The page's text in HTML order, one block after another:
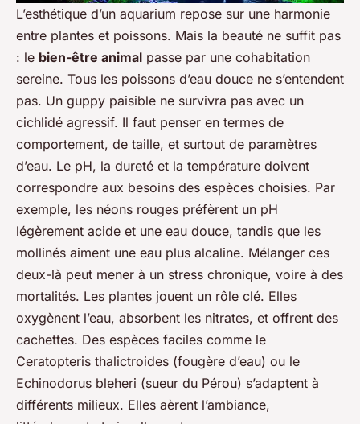
L’esthétique d’un aquarium repose sur une harmonie
entre plantes et poissons. Mais la beauté ne suffit pas
: le bien-être animal passe par une cohabitation
sereine. Tous les poissons d’eau douce ne s’entendent
pas. Un guppy paisible ne survivra pas avec un
cichlidé agressif. Il faut penser en termes de
comportement, de taille, et surtout de paramètres
d’eau. Le pH, la dureté et la température doivent
correspondre aux besoins des espèces choisies. Par
exemple, les néons rouges préfèrent un pH
légèrement acide et une eau douce, tandis que les
mollinés aiment une eau plus alcaline. Mélanger ces
deux-là peut mener à un stress chronique, voire à des
mortalités. Les plantes jouent un rôle clé. Elles
oxygènent l’eau, absorbent les nitrates, et offrent des
cachettes. Des espèces faciles comme le
Ceratopteris thalictroides (fougère d’eau) ou le
Echinodorus bleheri (sueur du Pérou) s’adaptent à
différents milieux. Elles aèrent l’ambiance,